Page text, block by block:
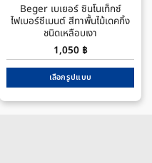
Beger เบเยอร์ ซินโนเท็กซ์
ไฟเบอร์ซีเมนต์ สีทาพื้นไม้เดคกิ้ง
ชนิดเหลือบเงา
1,050 ฿
เลือกรูปแบบ
product